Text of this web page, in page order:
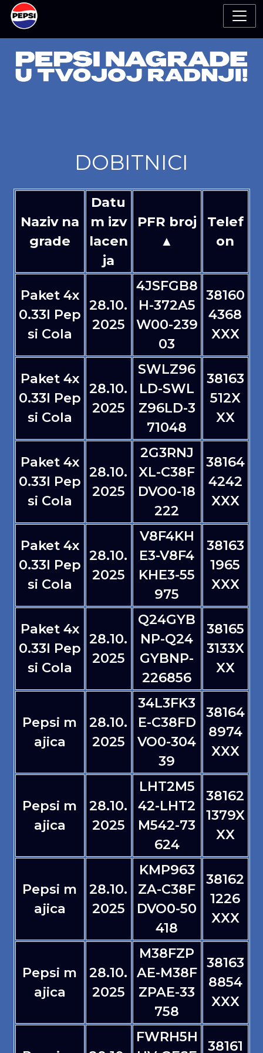
DOBITNICI
Naziv na
grade
Datu
m izv
lacen
ja
PFR broj
▲
Telef
on
Paket 4x
0.33l Pep
si Cola
28.10.
2025
4JSFGB8
H-372A5
W00-239
03
38160
4368
XXX
Paket 4x
0.33l Pep
si Cola
28.10.
2025
SWLZ96
LD-SWL
Z96LD-3
71048
38163
512X
XX
Paket 4x
0.33l Pep
si Cola
28.10.
2025
2G3RNJ
XL-C38F
DVO0-18
222
38164
4242
XXX
Paket 4x
0.33l Pep
si Cola
28.10.
2025
V8F4KH
E3-V8F4
KHE3-55
975
38163
1965
XXX
Paket 4x
0.33l Pep
si Cola
28.10.
2025
Q24GYB
NP-Q24
GYBNP-
226856
38165
3133X
XX
Pepsi m
ajica
28.10.
2025
34L3FK3
E-C38FD
VO0-304
39
38164
8974
XXX
Pepsi m
ajica
28.10.
2025
LHT2M5
42-LHT2
M542-73
624
38162
1379X
XX
Pepsi m
ajica
28.10.
2025
KMP963
ZA-C38F
DVO0-50
418
38162
1226
XXX
Pepsi m
ajica
28.10.
2025
M38FZP
AE-M38F
ZPAE-33
758
38163
8854
XXX
FWRH5H
38161